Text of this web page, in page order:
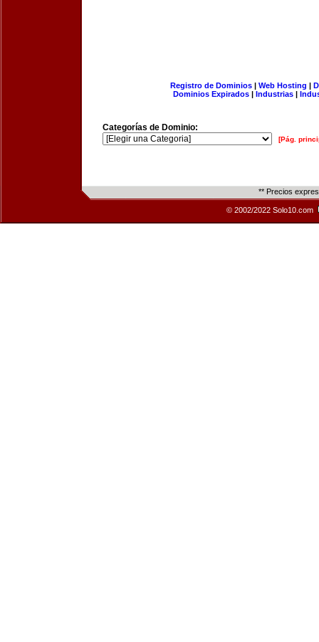
Registro de Dominios| Web Hosting |
Dominios Expirados | Industrias |
Categorías de Dominio:
[Pág.
** Precios
© 2002/2022 Solo10.com